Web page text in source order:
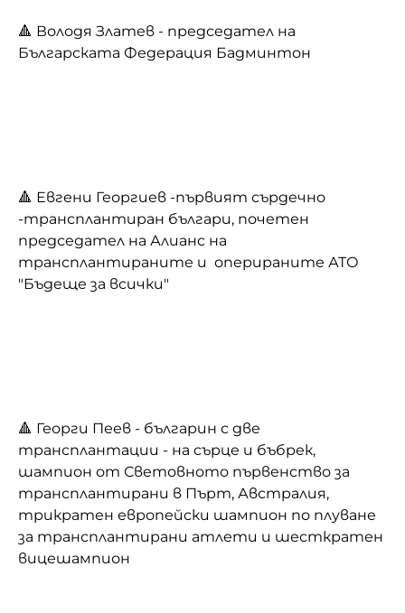
🔺 Володя Златев - председател на
Българската Федерация Бадминтон
🔺 Евгени Георгиев -първият сърдечно
-трансплантиран българи, почетен
председател на Алианс на
трансплантираните и оперираните АТО
"Бъдеще за всички"
🔺 Георги Пеев - българин с две
трансплантации - на сърце и бъбрек,
шампион от Световното първенство за
трансплантирани в Пърт, Австралия,
трикратен европейски шампион по плуване
за трансплантирани атлети и шесткратен
вицешампион